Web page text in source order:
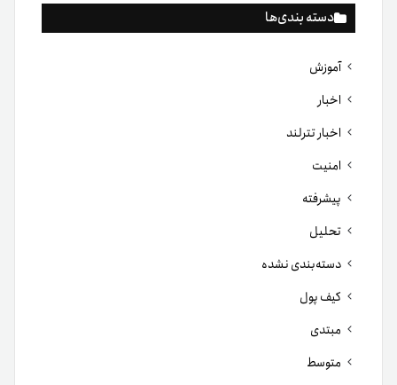
دسته بندی‌ها
آموزش
اخبار
اخبار تترلند
امنیت
پیشرفته
تحلیل
دسته‌بندی نشده
کیف پول
مبتدی
متوسط